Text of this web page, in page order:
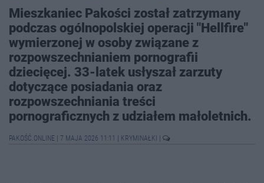
Mieszkaniec Pakości został zatrzymany
podczas ogólnopolskiej operacji "Hellfire"
wymierzonej w osoby związane z
rozpowszechnianiem pornografii
dziecięcej. 33-latek usłyszał zarzuty
dotyczące posiadania oraz
rozpowszechniania treści
pornograficznych z udziałem małoletnich.
PAKOŚĆ.ONLINE 7 MAJA 2026 11:11 KRYMINAŁKI